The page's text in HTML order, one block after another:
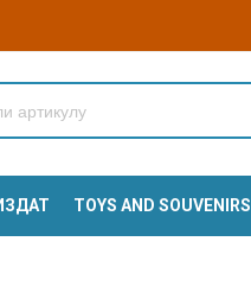
TOYS AND SOUVENIRS